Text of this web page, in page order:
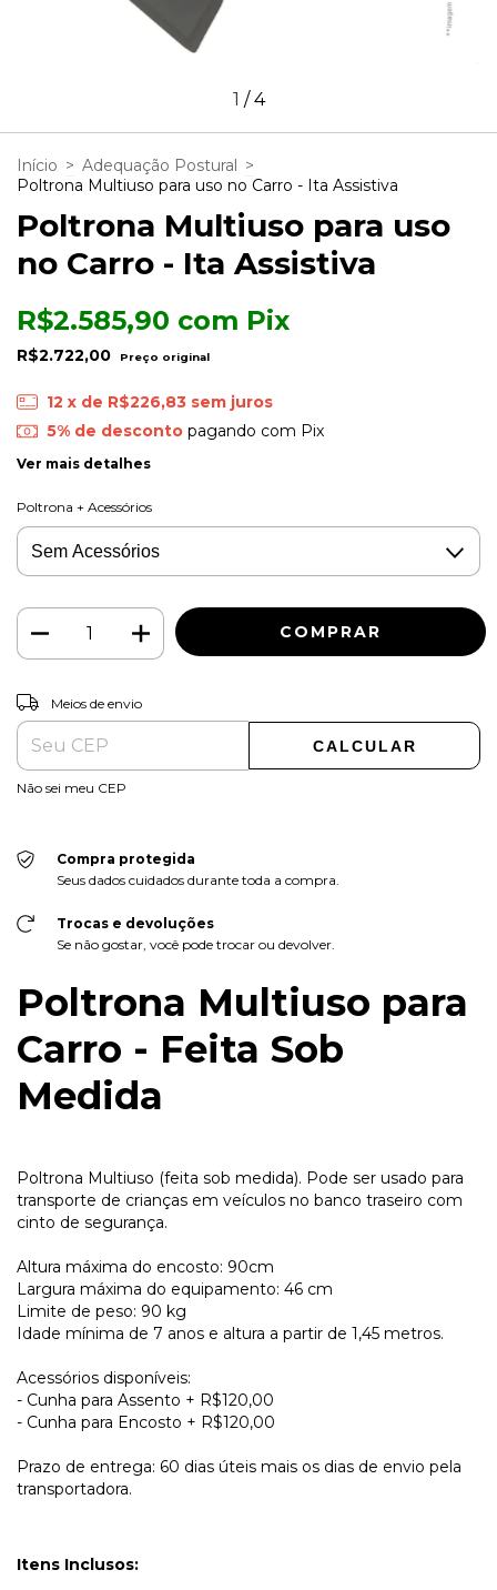
1 /4
Início > Adequação Postural >
Poltrona Multiuso para uso no Carro - Ita Assistiva
Poltrona Multiuso para uso
no Carro - Ita Assistiva
R$2.722,00
R$2.585,90 com Pix
12 x de R$226,83 sem juros
5% de descontopagando com Pix
Ver mais detalhes
Poltrona + Acessórios
Entregas para o CEP:
Meios de envio
CALCULAR
Não sei meu CEP
Compra protegida
Seus dados cuidados durante toda a compra.
Trocas e devoluções
Se não gostar, você pode trocar ou devolver.
Poltrona Multiuso para
Carro - Feita Sob
Medida
Poltrona Multiuso (feita sob medida). Pode ser usado para
transporte de crianças em veículos no banco traseiro com
cinto de segurança.
Altura máxima do encosto: 90cm
Largura máxima do equipamento: 46 cm
Limite de peso: 90 kg
Idade mínima de 7 anos e altura a partir de 1,45 metros.
Acessórios disponíveis:
- Cunha para Assento + R$120,00
- Cunha para Encosto + R$120,00
Prazo de entrega: 60 dias úteis mais os dias de envio pela
transportadora.
Itens Inclusos: